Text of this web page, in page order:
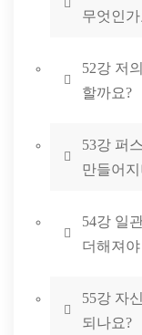
무엇인가
52강 저
할까요?
53강 퍼
만들어
54강 일
더해져
55강 자
되나요?